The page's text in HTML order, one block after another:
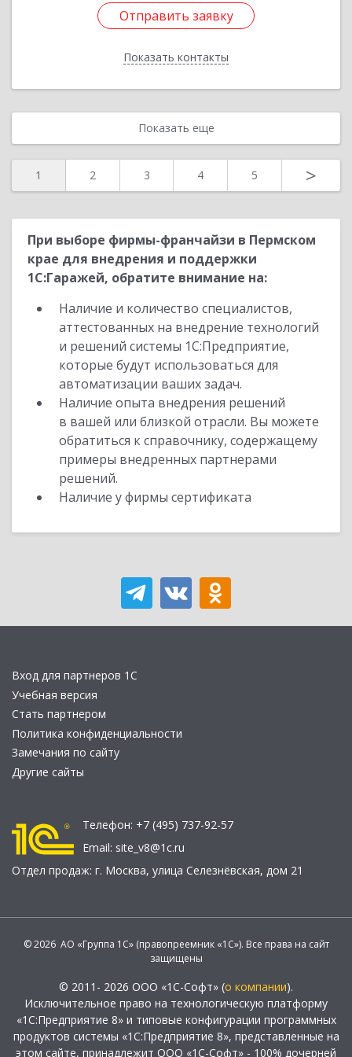
Отправить заявку
Показать контакты
Отправить заявку
Назад
Показать еще
1 2 3 4 5 >
При выборе фирмы-франчайзи в Пермском
крае для внедрения и поддержки
1С:Гаражей, обратите внимание на:
Наличие и количество специалистов,
аттестованных на внедрение технологий
и решений системы 1С:Предприятие,
которые будут использоваться для
автоматизации ваших задач.
Наличие опыта внедрения решений
в вашей или близкой отрасли. Вы можете
обратиться к справочнику, содержащему
примеры внедренных партнерами
решений.
Наличие у фирмы сертификата
Вход для партнеров 1С
Учебная версия
Стать партнером
Политика конфиденциальности
Замечания по сайту
Другие сайты
Телефон: +7 (495) 737-92-57
Email: site_v8@1c.ru
Отдел продаж: г. Москва, улица Селезнёвская, дом 21
© 2026 АО «Группа 1С» (правопреемник «1С»). Все права на сайт
защищены
© 2011- 2026 ООО «1С-Софт» (о компании).
Исключительное право на технологическую платформу
«1С:Предприятие 8» и типовые конфигурации программных
продуктов системы «1С:Предприятие 8», представленные на
этом сайте, принадлежит ООО «1С-Софт» - 100% дочерней